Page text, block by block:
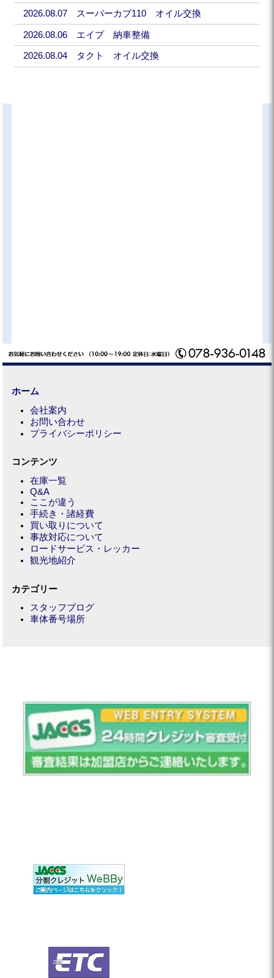
2026.08.07 スーパーカブ110 オイル交換
2026.08.06 エイプ 納車整備
2026.08.04 タクト オイル交換
ホーム
会社案内
お問い合わせ
プライバシーポリシー
コンテンツ
在庫一覧
Q&A
ここが違う
手続き・諸経費
買い取りについて
事故対応について
ロードサービス・レッカー
観光地紹介
カテゴリー
スタッフブログ
車体番号場所